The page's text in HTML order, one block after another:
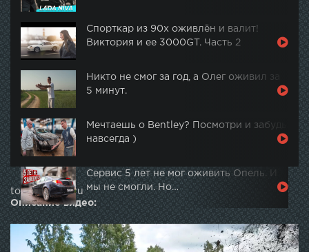
Спорткар из 90х оживлён и валит!
Виктория и ее 3000GT. Часть 2
Никто не смог за год, а Олег оживил за
5 минут.
Мечтаешь о Bentley? Посмотри и забудь
навсегда )
Сервис 5 лет не мог оживить Опель. И
мы не смогли. Но…
topautotube.ru
Описание видео: